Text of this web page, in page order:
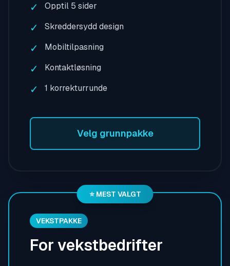
✓ Opptil 5 sider
✓ Skreddersydd design
✓ Mobiltilpasning
✓ Kontaktløsning
✓ 1 korrekturrunde
Velg grunnpakke
⭐ MEST VALGT
VEKSTPAKKE
For vekstbedrifter